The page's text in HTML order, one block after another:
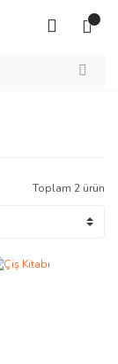
Toplam 2 ürün